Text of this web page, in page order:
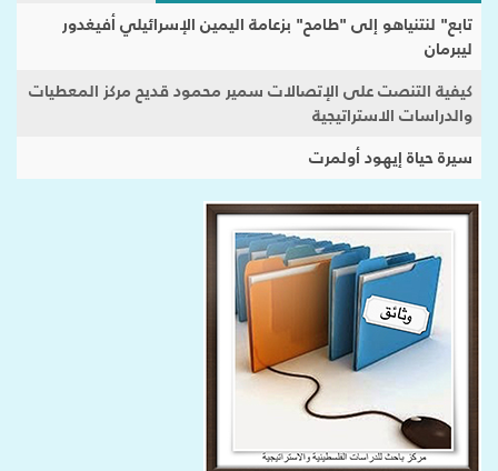
تابع" لنتنياهو إلى "طامح" بزعامة اليمين الإسرائيلي أفيغدور
ليبرمان
كيفية التنصت على الإتصالات سمير محمود قديح مركز المعطيات
والدراسات الاستراتيجية
سيرة حياة إيهود أولمرت